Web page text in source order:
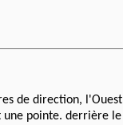
de direction,
pointe. derrière le